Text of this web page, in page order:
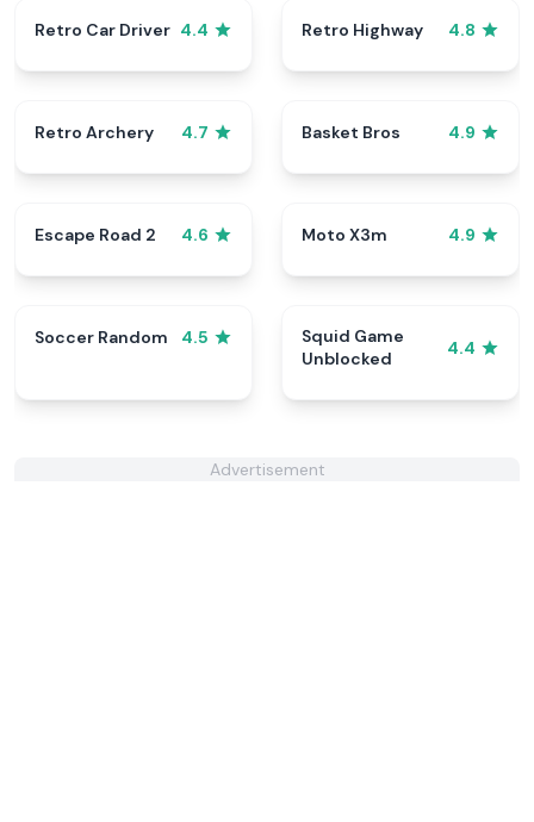
Retro Car Driver 4.4 Retro Highway 4.8
Retro Archery 4.7 Basket Bros 4.9
Escape Road 2 4.6 Moto X3m 4.9
Soccer Random 4.5
Squid Game
Unblocked
4.4
Advertisement